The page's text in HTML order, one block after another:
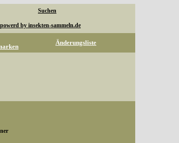
Suchen
powerd by insekten-sammeln.de
Änderungsliste